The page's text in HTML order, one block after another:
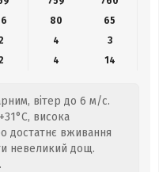
80 65
4
3
4 14
вітер до 6 м/с.
висока
достатнє вживання
невеликий дощ.